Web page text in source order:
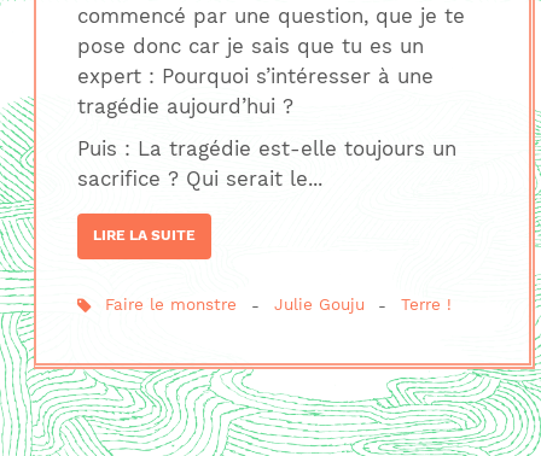
commencé par une question, que je te
pose donc car je sais que tu es un
expert : Pourquoi s’intéresser à une
tragédie aujourd’hui ?
Puis : La tragédie est-elle toujours un
sacrifice ? Qui serait le...
LIRE LA SUITE
Faire le monstre - Julie Gouju - Terre !